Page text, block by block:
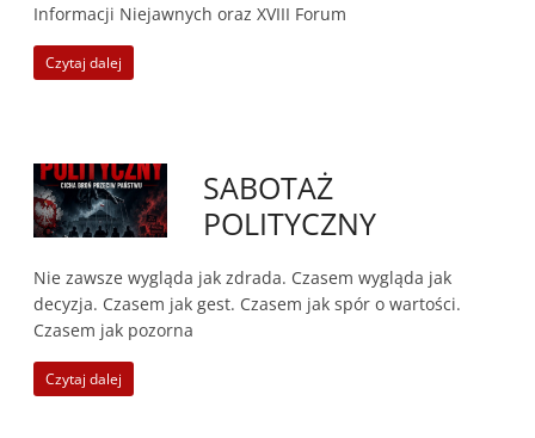
Informacji Niejawnych oraz XVIII Forum
Czytaj dalej
SABOTAŻ
POLITYCZNY
Nie zawsze wygląda jak zdrada. Czasem wygląda jak
decyzja. Czasem jak gest. Czasem jak spór o wartości.
Czasem jak pozorna
Czytaj dalej